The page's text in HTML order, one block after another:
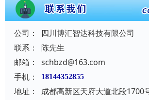
公司：
四川博汇智达科技有限公司
联系：
陈先生
邮箱：
schbzd@163.com
手机：
18144352855
地址：
成都高新区天府大道北段1700